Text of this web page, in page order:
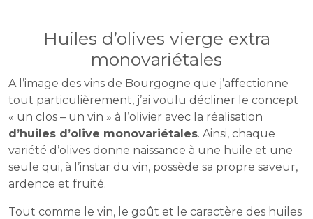
Huiles d’olives vierge extra
monovariétales
A l’image des vins de Bourgogne que j’affectionne
tout particulièrement, j’ai voulu décliner le concept
« un clos – un vin » à l’olivier avec la réalisation
d’huiles d’olive monovariétales. Ainsi, chaque
variété d’olives donne naissance à une huile et une
seule qui, à l’instar du vin, possède sa propre saveur,
ardence et fruité.
Tout comme le vin, le goût et le caractère des huiles